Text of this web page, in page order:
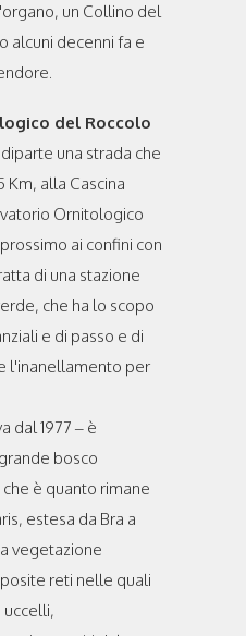
un Collino del
alcuni decenni fa e
del Roccolo
una strada che
Km, alla Cascina
Ornitologico
ai confini con
di una stazione
che ha lo scopo
e di passo e di
l'inanellamento per
dal 1977 – è
bosco
è quanto rimane
estesa da Bra a
vegetazione
reti nelle quali
uccelli,